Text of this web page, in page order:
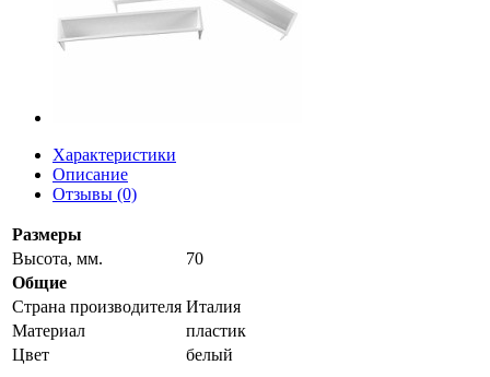
Характеристики
Описание
Отзывы (0)
Размеры
Высота, мм.
70
Общие
Страна производителя Италия
Материал
пластик
Цвет
белый